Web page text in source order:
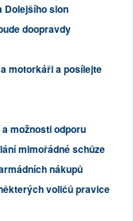
Dolejšího slon
doopravdy
motorkáři a posílejte
možnosti odporu
mimořádné schůze
nákupů
voličů pravice